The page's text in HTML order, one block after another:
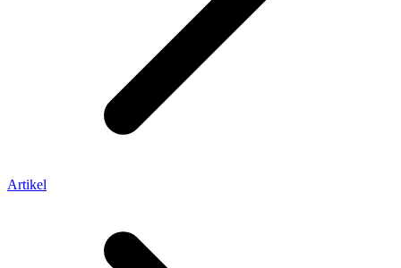
Artikel